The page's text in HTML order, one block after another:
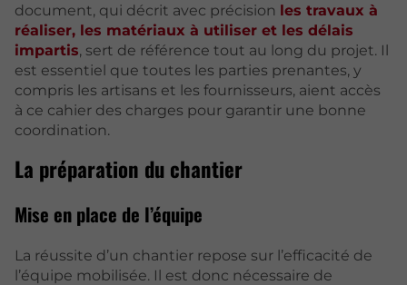
document, qui décrit avec précision les travaux à
réaliser, les matériaux à utiliser et les délais
impartis, sert de référence tout au long du projet. Il
est essentiel que toutes les parties prenantes, y
compris les artisans et les fournisseurs, aient accès
à ce cahier des charges pour garantir une bonne
coordination.
La préparation du chantier
Mise en place de l’équipe
La réussite d’un chantier repose sur l’efficacité de
l’équipe mobilisée. Il est donc nécessaire de